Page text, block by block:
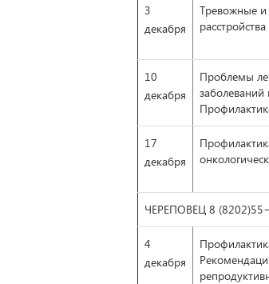
3
декабря
Тревожные и
расстройства
10
декабря
Проблемы
17
декабря
ЧЕРЕПОВЕЦ 8
4
декабря